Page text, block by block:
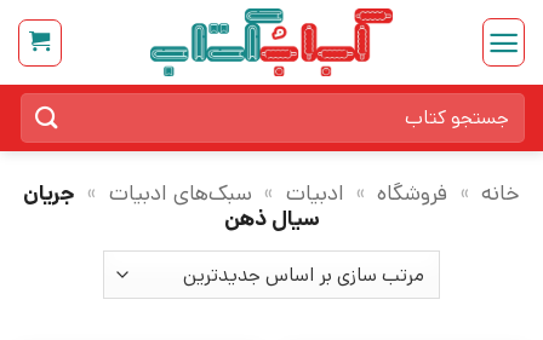
Skip
content
برای:
خانه » فروشگاه » ادبیات » سبک‌های ادبیات » جریان
سیال ذهن